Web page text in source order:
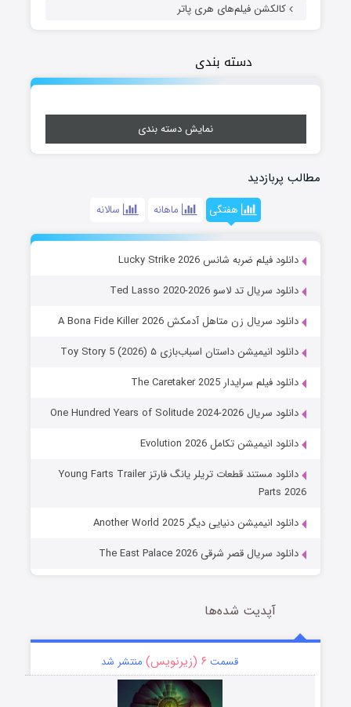
کالکشن فیلم‌های هری پاتر
دسته بندی
نمایش دسته بندی
مطالب پربازدید
هفتگی ماهانه سالانه
دانلود فیلم ضربه شانس Lucky Strike 2026
دانلود سریال تد لاسو Ted Lasso 2020-2026
دانلود سریال زن متاهل آدمکش A Bona Fide Killer 2026
دانلود انیمیشن داستان اسباب‌بازی ۵ Toy Story 5 (2026)
دانلود فیلم سرایدار The Caretaker 2025
دانلود سریال One Hundred Years of Solitude 2024-2026
دانلود انیمیشن تکامل Evolution 2026
دانلود مستند قطعات تریلر یانگ فارتز Young Farts Trailer
Parts 2026
دانلود انیمیشن دنیایی دیگر Another World 2025
دانلود سریال قصر شرقی The East Palace 2026
آپدیت شده‌ها
قسمت ۶ (زیرنویس) منتشر شد